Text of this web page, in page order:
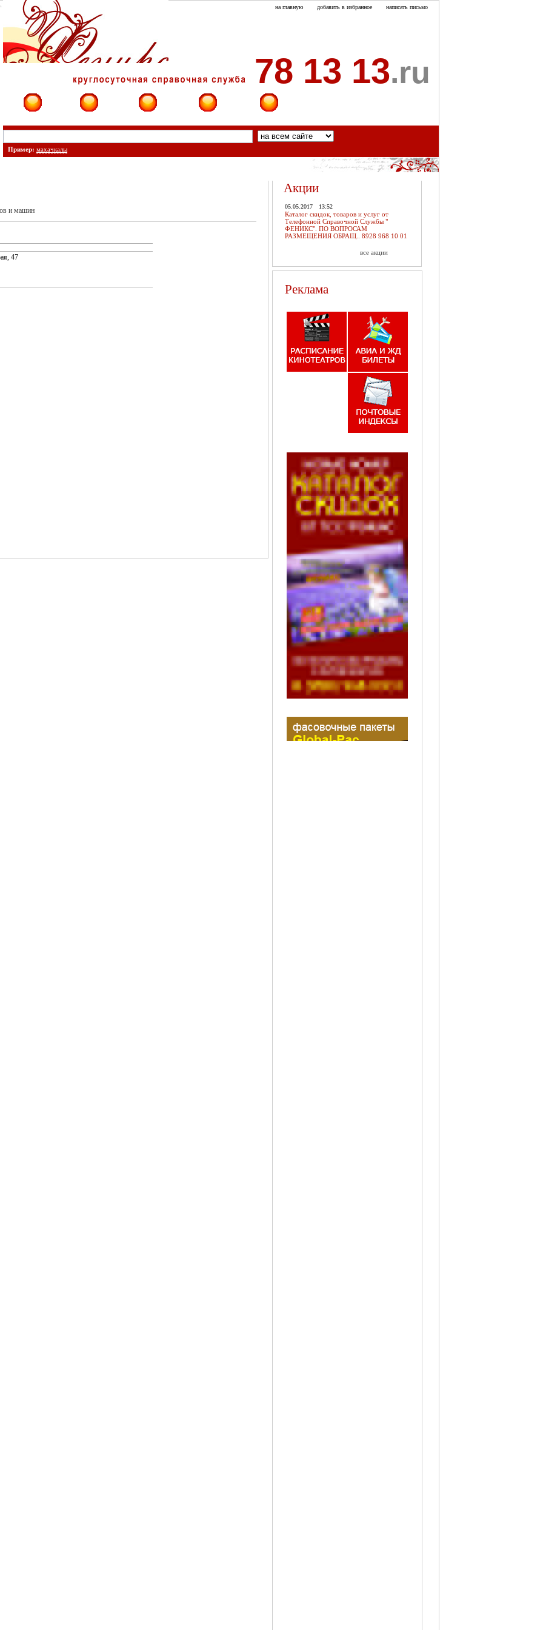
на главную добавить в избранное написать письмо
78 13 13.ru
Пример: махачкалы
и машин
47
Акции
05.05.2017 13:52
Каталог скидок, товаров и услуг от
Телефонной Справочной Службы "
ФЕНИКС". ПО ВОПРОСАМ
РАЗМЕЩЕНИЯ ОБРАЩ.. 8928 968 10 01
все акции
Реклама